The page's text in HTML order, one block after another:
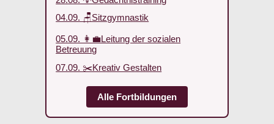
04.09. 🪑Sitzgymnastik
05.09. 👩‍💼Leitung der sozialen
Betreuung
07.09. ✂️Kreativ Gestalten
Alle Fortbildungen